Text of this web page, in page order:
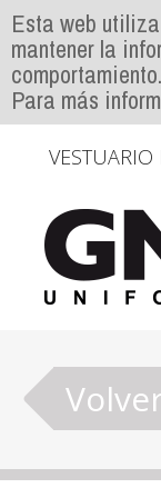
Esta web
mantener la
Para más